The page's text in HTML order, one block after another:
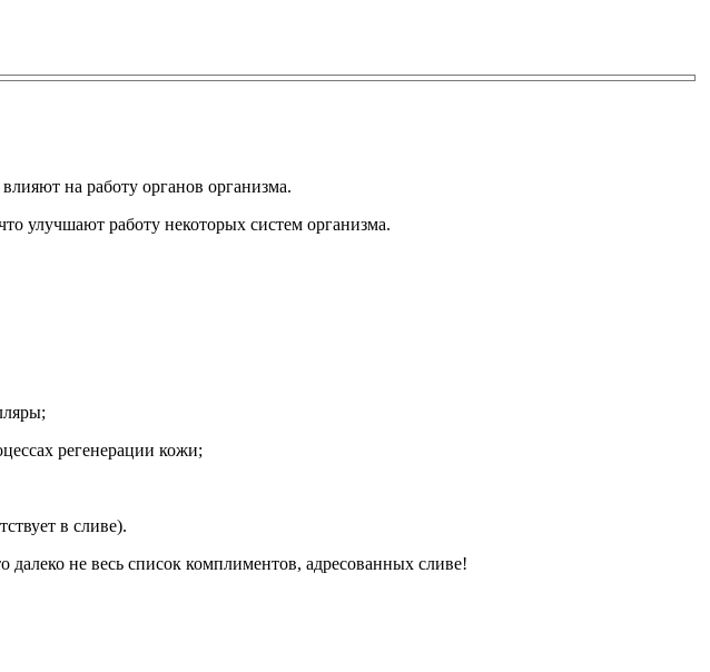
на работу органов организма.
улучшают работу некоторых систем организма.
регенерации кожи;
в сливе).
не весь список комплиментов, адресованных сливе!